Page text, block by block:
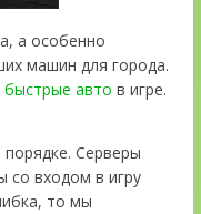
а особенно
машин для города.
авто в игре.
порядке. Серверы
со входом в игру
то мы